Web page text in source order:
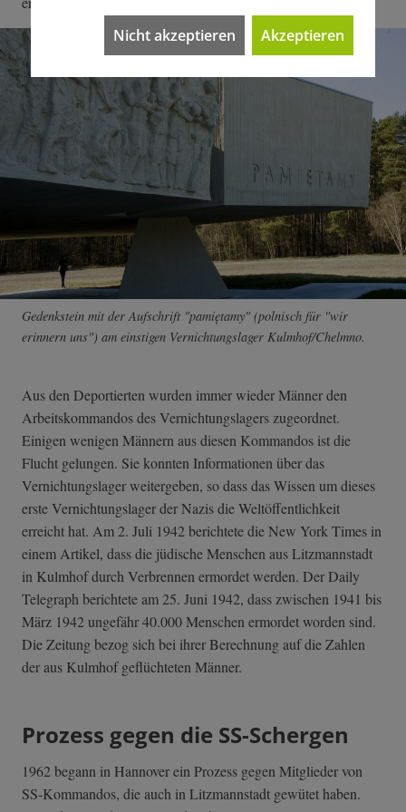
Gedenkstein mit der Aufschrift "pamiętamy" (polnisch für "wir
erinnern uns") am einstigen Vernichtungslager Kulmhof/Chelmno.
Aus den Deportierten wurden immer wieder Männer den
Arbeitskommandos des Vernichtungslagers zugeordnet.
Einigen wenigen Männern aus diesen Kommandos ist die
Flucht gelungen. Sie konnten Informationen über das
Vernichtungslager weitergeben, so dass das Wissen um dieses
erste Vernichtungslager der Nazis die Weltöffentlichkeit
erreicht hat. Am 2. Juli 1942 berichtete die New York Times in
einem Artikel, dass die jüdische Menschen aus Litzmannstadt
in Kulmhof durch Verbrennen ermordet werden. Der Daily
Telegraph berichtete am 25. Juni 1942, dass zwischen 1941 bis
März 1942 ungefähr 40.000 Menschen ermordet worden sind.
Die Zeitung bezog sich bei ihrer Berechnung auf die Zahlen
der aus Kulmhof geflüchteten Männer.
Prozess gegen die SS-Schergen
1962 begann in Hannover ein Prozess gegen Mitglieder von
SS-Kommandos, die auch in Litzmannstadt gewütet haben.
Nicht akzeptieren Akzeptieren